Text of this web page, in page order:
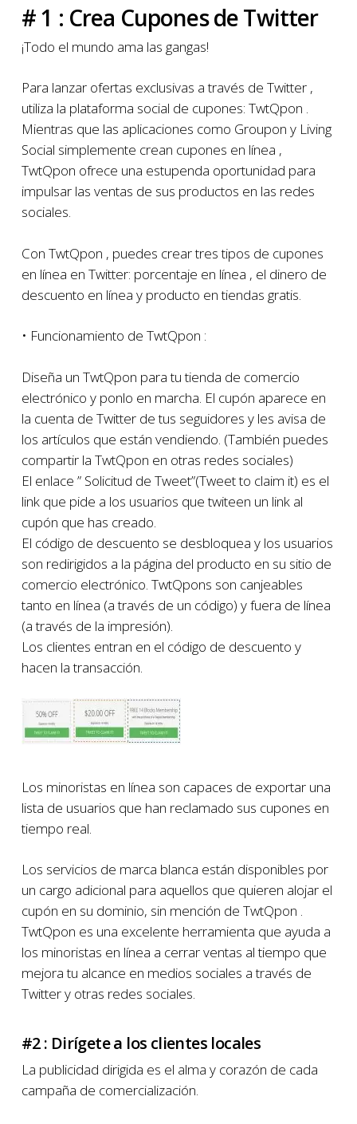
# 1 : Crea Cupones de Twitter
¡Todo el mundo ama las gangas!
Para lanzar ofertas exclusivas a través de Twitter ,
utiliza la plataforma social de cupones: TwtQpon .
Mientras que las aplicaciones como Groupon y Living
Social simplemente crean cupones en línea ,
TwtQpon ofrece una estupenda oportunidad para
impulsar las ventas de sus productos en las redes
sociales.
Con TwtQpon , puedes crear tres tipos de cupones
en línea en Twitter: porcentaje en línea , el dinero de
descuento en línea y producto en tiendas gratis.
• Funcionamiento de TwtQpon :
Diseña un TwtQpon para tu tienda de comercio
electrónico y ponlo en marcha. El cupón aparece en
la cuenta de Twitter de tus seguidores y les avisa de
los artículos que están vendiendo. (También puedes
compartir la TwtQpon en otras redes sociales)
El enlace ” Solicitud de Tweet”(Tweet to claim it) es el
link que pide a los usuarios que twiteen un link al
cupón que has creado.
El código de descuento se desbloquea y los usuarios
son redirigidos a la página del producto en su sitio de
comercio electrónico. TwtQpons son canjeables
tanto en línea (a través de un código) y fuera de línea
(a través de la impresión).
Los clientes entran en el código de descuento y
hacen la transacción.
Los minoristas en línea son capaces de exportar una
lista de usuarios que han reclamado sus cupones en
tiempo real.
Los servicios de marca blanca están disponibles por
un cargo adicional para aquellos que quieren alojar el
cupón en su dominio, sin mención de TwtQpon .
TwtQpon es una excelente herramienta que ayuda a
los minoristas en línea a cerrar ventas al tiempo que
mejora tu alcance en medios sociales a través de
Twitter y otras redes sociales.
#2 : Dirígete a los clientes locales
La publicidad dirigida es el alma y corazón de cada
campaña de comercialización.